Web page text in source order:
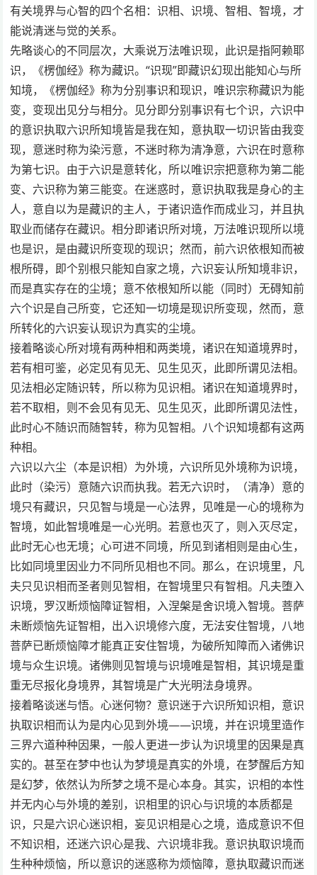
有关境界与心智的四个名相：识相、识境、智相、智境，才
能说清迷与觉的关系。
先略谈心的不同层次，大乘说万法唯识现，此识是指阿赖耶
识，《楞伽经》称为藏识。“识现”即藏识幻现出能知心与所
知境，《楞伽经》称为分别事识和现识，唯识宗称藏识为能
变，变现出见分与相分。见分即分别事识有七个识，六识中
的意识执取六识所知境皆是我在知，意执取一切识皆由我变
现，意迷时称为染污意，不迷时称为清净意，六识在时意称
为第七识。由于六识是意转化，所以唯识宗把意称为第二能
变、六识称为第三能变。在迷惑时，意识执取我是身心的主
人，意自以为是藏识的主人，于诸识造作而成业习，并且执
取业而储存在藏识。相分即诸识所对境，万法唯识现所以境
也是识，是由藏识所变现的现识；然而，前六识依根知而被
根所碍，即个别根只能知自家之境，六识妄认所知境非识，
而是真实存在的尘境；意不依根知所以能（同时）无碍知前
六个识是自己所变，它还知一切境是现识所变现，然而，意
所转化的六识妄认现识为真实的尘境。
接着略谈心所对境有两种相和两类境，诸识在知道境界时，
若有相可鉴，必定见有见无、见生见灭，此即所谓见法相。
见法相必定随识转，所以称为见识相。诸识在知道境界时，
若不取相，则不会见有见无、见生见灭，此即所谓见法性，
此时心不随识而随智转，称为见智相。八个识知境都有这两
种相。
六识以六尘（本是识相）为外境，六识所见外境称为识境，
此时（染污）意随六识而执我。若无六识时，（清净）意的
境只有藏识，只见智与境是一心法界，见唯是一心的境称为
智境，如此智境唯是一心光明。若意也灭了，则入灭尽定，
此时无心也无境；心可进不同境，所见到诸相则是由心生，
比如同境里因业力不同所见相也不同。那么，在识境里，凡
夫只见识相而圣者则见智相，在智境里只有智相。凡夫堕入
识境，罗汉断烦恼障证智相，入涅槃是舍识境入智境。菩萨
未断烦恼先证智相，出入识境修六度，无法安住智境，八地
菩萨已断烦恼障才能真正安住智境，为破所知障而入诸佛识
境与众生识境。诸佛则见智境与识境唯是智相，其识境是重
重无尽报化身境界，其智境是广大光明法身境界。
接着略谈迷与悟。心迷何物？意识迷于六识所知识相，意识
执取识相而认为是内心见到外境——识境，并在识境里造作
三界六道种种因果，一般人更进一步认为识境里的因果是真
实的。甚至在梦中也认为梦境是真实的外境，在梦醒后方知
是幻梦，依然认为所梦之境不是心本身。其实，识相的本性
并无内心与外境的差别，识相里的识心与识境的本质都是
识，只是六识心迷识相，妄见识相是心之境，造成意识不但
不知识相，还迷六识心是我、六识境非我。意识执取识境而
生种种烦恼，所以意识的迷惑称为烦恼障，意执取藏识而迷